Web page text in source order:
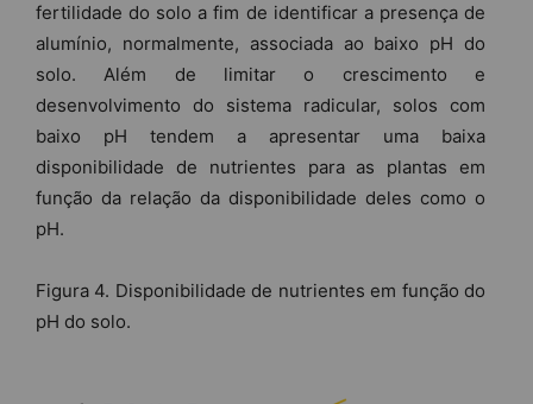
fertilidade do solo a fim de identificar a presença de
alumínio, normalmente, associada ao baixo pH do
solo. Além de limitar o crescimento e
desenvolvimento do sistema radicular, solos com
baixo pH tendem a apresentar uma baixa
disponibilidade de nutrientes para as plantas em
função da relação da disponibilidade deles como o
pH.
Figura 4. Disponibilidade de nutrientes em função do
pH do solo.